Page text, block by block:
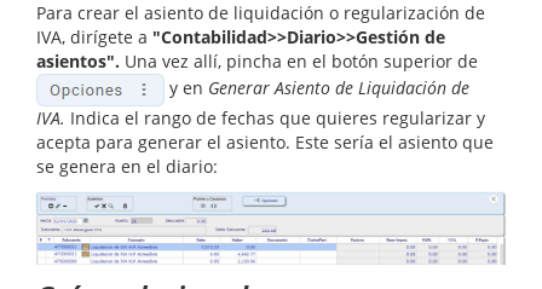
Para crear el asiento de liquidación o regularización de
IVA, dirígete a "Contabilidad>>Diario>>Gestión de
asientos". Una vez allí, pincha en el botón superior de
y en Generar Asiento de Liquidación de
IVA. Indica el rango de fechas que quieres regularizar y
acepta para generar el asiento. Este sería el asiento que
se genera en el diario: